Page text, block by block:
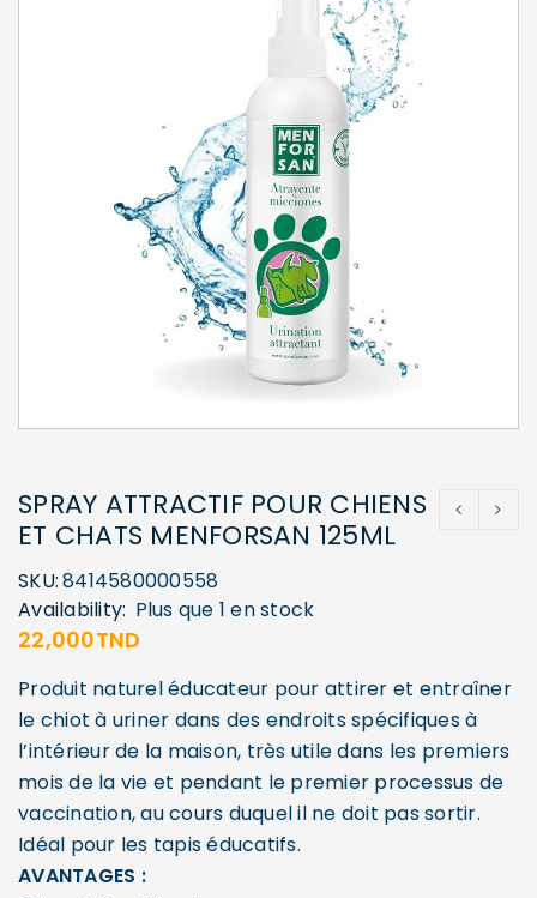
SPRAY ATTRACTIF POUR CHIENS
ET CHATS MENFORSAN 125ML
SKU:8414580000558
Availability: Plus que 1 en stock
22,000TND
Produit naturel éducateur pour attirer et entraîner
le chiot à uriner dans des endroits spécifiques à
l’intérieur de la maison, très utile dans les premiers
mois de la vie et pendant le premier processus de
vaccination, au cours duquel il ne doit pas sortir.
Idéal pour les tapis éducatifs.
AVANTAGES :